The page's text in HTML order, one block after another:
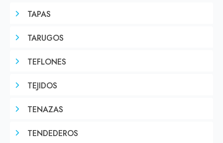
TAPAS
TARUGOS
TEFLONES
TEJIDOS
TENAZAS
TENDEDEROS